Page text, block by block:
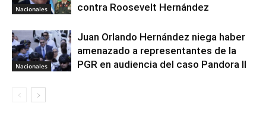
Nacionales contra Roosevelt Hernández
Nacionales
Juan Orlando Hernández niega haber
amenazado a representantes de la
PGR en audiencia del caso Pandora II